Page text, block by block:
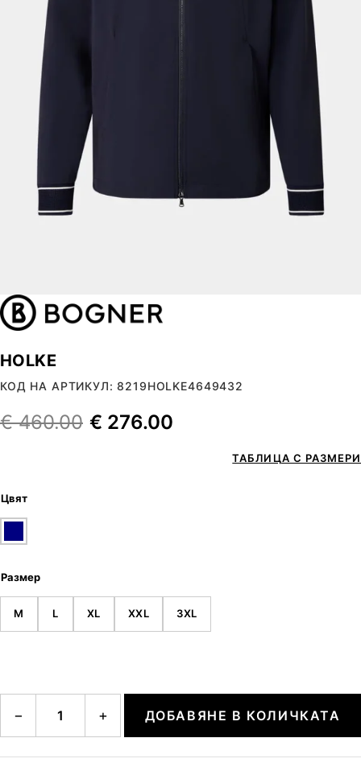
HOLKE
КОД НА АРТИКУЛ: 8219HOLKE4649432
€460.00 € 276.00
ТАБЛИЦА С РАЗМЕРИ
Цвят
Размер
M L XL XXL 3XL
− + ДОБАВЯНЕ В КОЛИЧКАТА